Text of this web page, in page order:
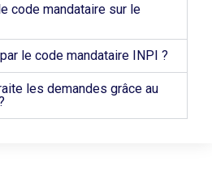
code mandataire sur le
le code mandataire INPI ?
les demandes grâce au